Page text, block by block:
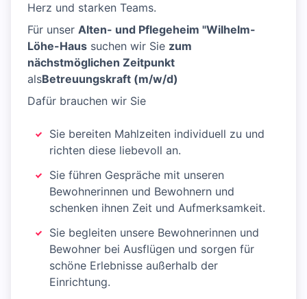
Herz und starken Teams.
Für unser Alten- und Pflegeheim "Wilhelm-
Löhe-Haus suchen wir Sie zum
nächstmöglichen Zeitpunkt
alsBetreuungskraft (m/w/d)
Dafür brauchen wir Sie
Sie bereiten Mahlzeiten individuell zu und
richten diese liebevoll an.
Sie führen Gespräche mit unseren
Bewohnerinnen und Bewohnern und
schenken ihnen Zeit und Aufmerksamkeit.
Sie begleiten unsere Bewohnerinnen und
Bewohner bei Ausflügen und sorgen für
schöne Erlebnisse außerhalb der
Einrichtung.